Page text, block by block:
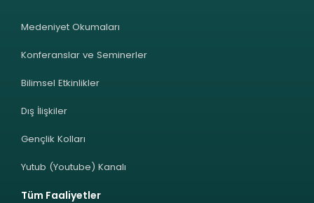
Medeniyet Okumaları
Konferanslar ve Seminerler
Bilimsel Etkinlikler
Dış İlişkiler
Gençlik Kolları
Yutub (Youtube) Kanalı
Tüm Faaliyetler